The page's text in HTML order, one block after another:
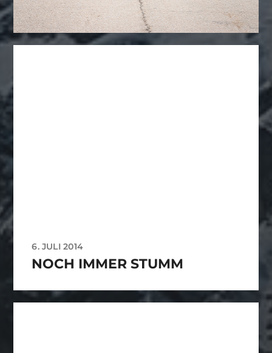
6. JULI 2014
NOCH IMMER STUMM